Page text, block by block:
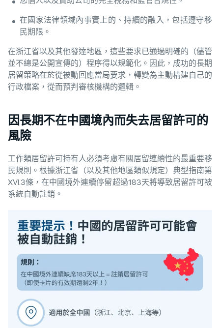
在國家法律領域內事實上的、持續的融入，包括遵守移
民期限。
在浙江省以及其他發達地區，這些要求已通過明確的（儘管
並不總是公開宣傳的）程序得以規範化。因此，成功的長期
居留策略在於從被動回應當局要求，轉變為主動構建自己的
行政檔案，從而預判審核機構的邏輯。
因長期不在中國境內而失去居留許可的
風險
工作類居留許可持有人必須考慮有關居留連續性的最重要移
民規則。根據浙江省（以及其他地區類似規定）典型指南第
XVI.3條，在中國境外連續停留超過183天將導致居留許可被
系統自動註銷。